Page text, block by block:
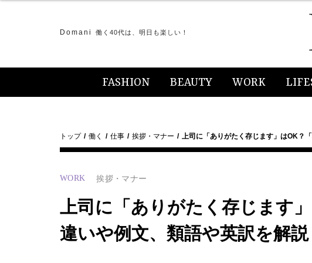
Domani 働く40代は、明日も楽しい！
FASHION BEAUTY WORK
トップ 働く 仕事 挨拶・マナー 上司に「ありがたく存じます」はOK？
WORK 挨拶・マナー
上司に「ありがたく存じます
違いや例文、類語や英訳を解説